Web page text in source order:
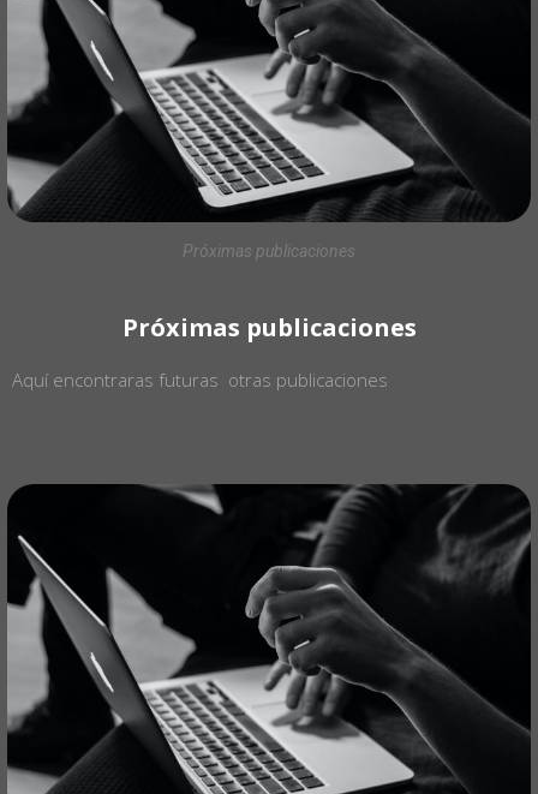
Próximas publicaciones
Próximas publicaciones
Aquí encontraras futuras otras publicaciones